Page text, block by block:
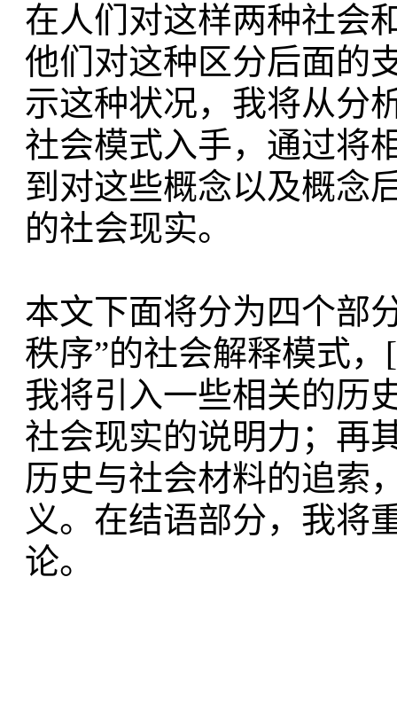
在人们对这样两种社会
他们对这种区分后面的
示这种状况，我将从分
社会模式入手，通过将
到对这些概念以及概念
的社会现实。
本文下面将分为四个部
秩序”的社会解释模式
我将引入一些相关的历
社会现实的说明力；再
历史与社会材料的追索
义。在结语部分，我将
论。